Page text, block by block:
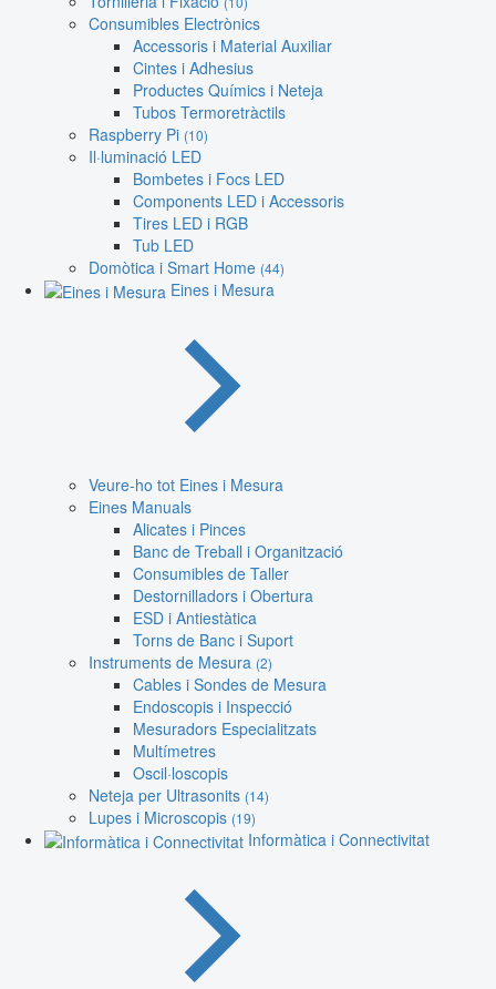
Consumibles Electrònics
Accessoris i Material Auxiliar
Cintes i Adhesius
Productes Químics i Neteja
Tubos Termoretràctils
Raspberry Pi (10)
Il·luminació LED
Bombetes i Focs LED
Components LED i Accessoris
Tires LED i RGB
Tub LED
Domòtica i Smart Home (44)
Eines i Mesura
Veure-ho tot Eines i Mesura
Eines Manuals
Alicates i Pinces
Banc de Treball i Organització
Consumibles de Taller
Destornilladors i Obertura
ESD i Antiestàtica
Torns de Banc i Suport
Instruments de Mesura (2)
Cables i Sondes de Mesura
Endoscopis i Inspecció
Mesuradors Especialitzats
Multímetres
Oscil·loscopis
Neteja per Ultrasonits (14)
Lupes i Microscopis (19)
Informàtica i Connectivitat